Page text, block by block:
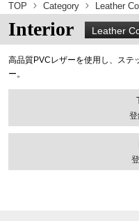
TOP Category Leather
Interior Leather
高品質PVCレザーを使用し、ステ
ー。
登